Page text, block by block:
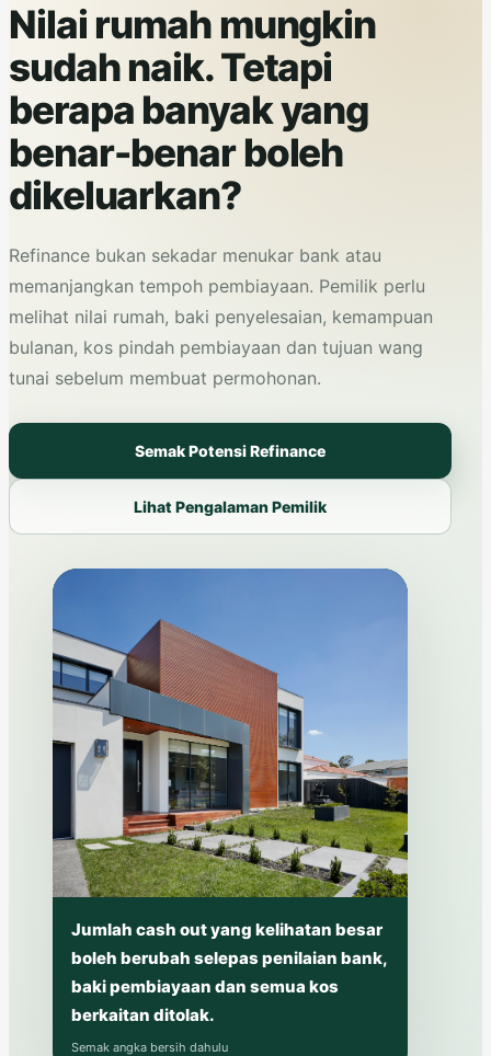
Nilai rumah mungkin
sudah naik. Tetapi
berapa banyak yang
benar-benar boleh
dikeluarkan?
Refinance bukan sekadar menukar bank atau
memanjangkan tempoh pembiayaan. Pemilik perlu
melihat nilai rumah, baki penyelesaian, kemampuan
bulanan, kos pindah pembiayaan dan tujuan wang
tunai sebelum membuat permohonan.
Semak Potensi Refinance
Lihat Pengalaman Pemilik
Jumlah cash out yang kelihatan besar
boleh berubah selepas penilaian bank,
baki pembiayaan dan semua kos
berkaitan ditolak.
Semak angka bersih dahulu